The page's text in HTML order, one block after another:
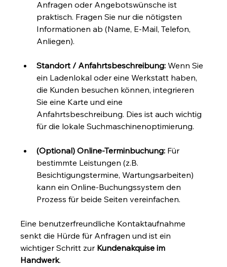
Anfragen oder Angebotswünsche ist
praktisch. Fragen Sie nur die nötigsten
Informationen ab (Name, E-Mail, Telefon,
Anliegen).
Standort / Anfahrtsbeschreibung: Wenn Sie
ein Ladenlokal oder eine Werkstatt haben,
die Kunden besuchen können, integrieren
Sie eine Karte und eine
Anfahrtsbeschreibung. Dies ist auch wichtig
für die lokale Suchmaschinenoptimierung.
(Optional) Online-Terminbuchung: Für
bestimmte Leistungen (z.B.
Besichtigungstermine, Wartungsarbeiten)
kann ein Online-Buchungssystem den
Prozess für beide Seiten vereinfachen.
Eine benutzerfreundliche Kontaktaufnahme
senkt die Hürde für Anfragen und ist ein
wichtiger Schritt zur Kundenakquise im
Handwerk.